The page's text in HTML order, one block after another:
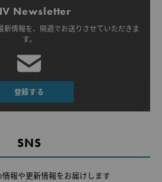
Newsletter
情報を、 隔週でお送りさせていただきま
す。
登録する
SNS
報や更新情報をお届けします